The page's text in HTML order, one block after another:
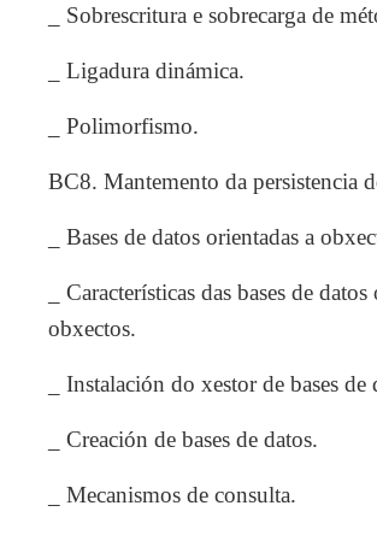
_ Sobrescritura e sobrecarga de
_ Ligadura dinámica.
_ Polimorfismo.
BC8. Mantemento da persistencia
_ Bases de datos orientadas a
_ Características das bases de
obxectos.
_ Instalación do xestor de bases de
_ Creación de bases de datos.
_ Mecanismos de consulta.